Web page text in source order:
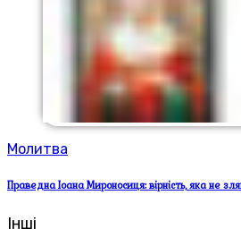
Молитва
Праведна Іоана Мироносиця: вірність, яка не
Інші